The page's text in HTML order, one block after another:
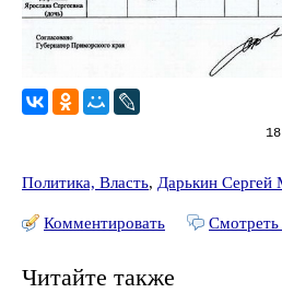
Политика, Власть, Дарькин Сергей
Комментировать
Читайте также